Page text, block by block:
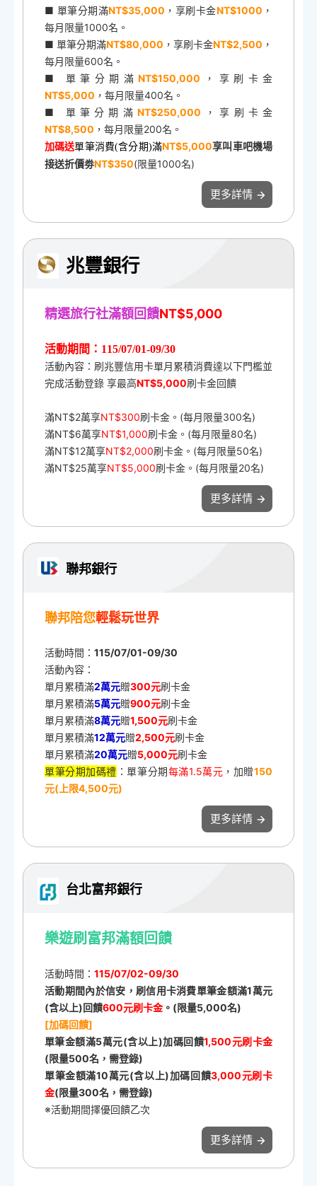
■ 單筆分期滿NT$35,000 ，享刷卡金NT$1000 ，
每月限量1000名。
■ 單筆分期滿NT$80,000 ，享刷卡金NT$2,500 ，
每月限量600名。
■ 單筆分期滿 NT$150,000 ，享刷卡金
NT$5,000 ，每月限量400名。
■ 單筆分期滿 NT$250,000 ，享刷卡金
NT$8,500 ，每月限量200名。
加碼送單筆消費(含分期)滿NT$5,000享叫車吧機場
接送折價劵NT$350(限量1000名)
更多詳情
兆豐銀行
精選旅行社滿額回饋NT$5,000
活動期間：115/07/01-09/30
活動內容：刷兆豐信用卡單月累積消費達以下門檻並
完成活動登錄 享最高NT$5,000刷卡金回饋
滿NT$2萬享NT$300刷卡金。(每月限量300名)
滿NT$6萬享NT$1,000刷卡金。(每月限量80名)
滿NT$12萬享NT$2,000刷卡金。(每月限量50名)
滿NT$25萬享NT$5,000刷卡金。(每月限量20名)
更多詳情
聯邦銀行
聯邦陪您輕鬆玩世界
活動時間： 115/07/01-09/30
活動內容：
單月累積滿2萬元贈300元刷卡金
單月累積滿5萬元贈900元刷卡金
單月累積滿8萬元贈1,500元刷卡金
單月累積滿12萬元贈2,500元刷卡金
單月累積滿20萬元贈5,000元刷卡金
單筆分期加碼禮 ：單筆分期每滿1.5萬元 ，加贈150
元(上限4,500元)
更多詳情
台北富邦銀行
樂遊刷富邦滿額回饋
活動時間： 115/07/02-09/30
活動期間內於信安，刷信用卡消費單筆金額滿1萬元
(含以上)回饋600元刷卡金。(限量5,000名)
[加碼回饋]
單筆金額滿5萬元(含以上)加碼回饋1,500元刷卡金
(限量500名，需登錄)
單筆金額滿10萬元(含以上)加碼回饋3,000元刷卡
金(限量300名，需登錄)
※活動期間擇優回饋乙次
更多詳情